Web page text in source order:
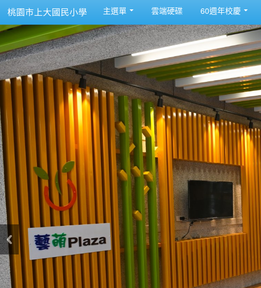
桃園市上大國民小學 主選單 雲端硬碟 60週年校慶